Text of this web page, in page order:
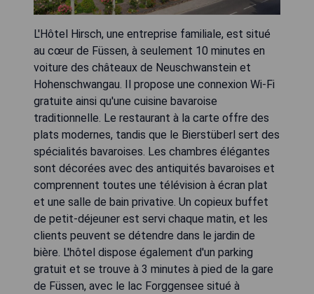
L'Hôtel Hirsch, une entreprise familiale, est situé
au cœur de Füssen, à seulement 10 minutes en
voiture des châteaux de Neuschwanstein et
Hohenschwangau. Il propose une connexion Wi-Fi
gratuite ainsi qu'une cuisine bavaroise
traditionnelle. Le restaurant à la carte offre des
plats modernes, tandis que le Bierstüberl sert des
spécialités bavaroises. Les chambres élégantes
sont décorées avec des antiquités bavaroises et
comprennent toutes une télévision à écran plat
et une salle de bain privative. Un copieux buffet
de petit-déjeuner est servi chaque matin, et les
clients peuvent se détendre dans le jardin de
bière. L'hôtel dispose également d'un parking
gratuit et se trouve à 3 minutes à pied de la gare
de Füssen, avec le lac Forggensee situé à